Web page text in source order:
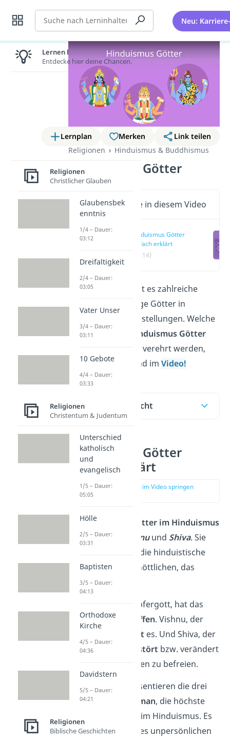
Suche Neu:
Lernplan Merken
Link teilen
Religionen
Hinduismus & Buddhismus
Hinduismus Götter
Wichtige Inhalte in diesem Video
Hinduismus Götter
einfach erklärt
(00:14)
Im Hinduismus gibt es zahlreiche
bunte und vielfältige Götter in
verschiedenen Darstellungen. Welche
die wichtigsten
Hinduismus Götter
sind und wofür sie verehrt werden,
erfährst du hier und im Video!
Inhaltsübersicht
Hinduismus Götter
einfach erklärt
zur Stelle im Video springen
Die wichtigsten
Götter im Hinduismus
sindBrahma, Vishnuund Shiva. Sie
bilden zusammen die hinduistische
Dreieinigkeit des Göttlichen, das
Trimurti.
Brahma, der Schöpfergott, hat das
Universumerschaffen. Vishnu, der
erhält es. Und Shiva, der
Zerstörergott,
zerstört bzw. verändert
es, um es vom Bösen zu befreien.
Gemeinsam repräsentieren die drei
Hauptgötter
Brahman, die höchste
Gottesvorstellung im Hinduismus. Es
ist ein Konzept eines unpersönlichen
Lernen lohnt sich!
Entdecke hier deine Chancen.
Religionen
Christlicher Glauben
Glaubensbek
enntnis
1/4 – Dauer:
03:12
Dreifaltigkeit
2/4 – Dauer:
03:05
Vater Unser
3/4 – Dauer:
03:11
10 Gebote
4/4 – Dauer:
03:33
Religionen
Christentum & Judentum
Unterschied
katholisch
und
evangelisch
1/5 – Dauer:
05:05
Hölle
2/5 – Dauer:
03:31
Baptisten
3/5 – Dauer:
04:13
Orthodoxe
Kirche
4/5 – Dauer:
04:36
Davidstern
5/5 – Dauer:
04:21
Religionen
Biblische Geschichten